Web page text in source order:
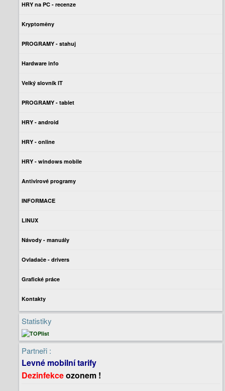
HRY na PC - recenze
Kryptoměny
PROGRAMY - stahuj
Hardware info
Velký slovník IT
PROGRAMY - tablet
HRY - android
HRY - online
HRY - windows mobile
Antivirové programy
INFORMACE
LINUX
Návody - manuály
Ovladače - drivers
Grafické práce
Kontakty
Statistiky
Partneři :
Levné mobilní tarify
Dezinfekceozonem !